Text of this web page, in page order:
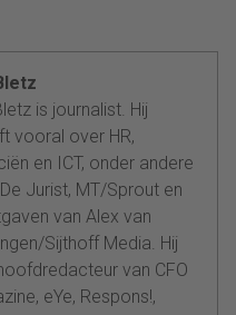
is journalist. Hij
vooral over HR,
en ICT, onder andere
Jurist, MT/Sprout en
van Alex van
Sijthoff Media. Hij
van CFO
eYe, Respons!,